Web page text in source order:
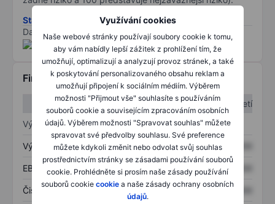
Využívání cookies
Naše webové stránky používají soubory cookie k tomu,
aby vám nabídly lepší zážitek z prohlížení tím, že
umožňují, optimalizují a analyzují provoz stránek, a také
k poskytování personalizovaného obsahu reklam a
umožňují připojení k sociálním médiím. Výběrem
možnosti "Přijmout vše" souhlasíte s používáním
souborů cookie a souvisejícím zpracováním osobních
údajů. Výběrem možnosti "Spravovat souhlas" můžete
spravovat své předvolby souhlasu. Své preference
můžete kdykoli změnit nebo odvolat svůj souhlas
prostřednictvím stránky se zásadami používání souborů
cookie. Prohlédněte si prosím naše zásady používání
souborů cookie cookie a naše zásady ochrany osobních
údajů.
Stáhněte si metodiku rizik ESG
Data poskytnuta od
Finanční informace
1. čtvrtletí
2. čtvrtletí
Výkaz zisku a ztráty
Výnos XXXXXXX XXXXXXX
EBITDA XXXXXXX XXXXXXX
Čistý příjem XXXXXXX XXXXXXX